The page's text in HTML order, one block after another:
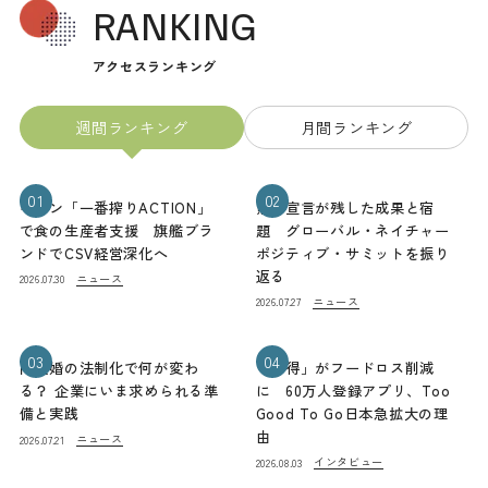
RANKING
アクセスランキング
週間ランキング 月間ランキング
01
キリン「一番搾りACTION」
で食の生産者支援 旗艦ブラ
ンドでCSV経営深化へ
2026.07.30 ニュース
02
熊本宣言が残した成果と宿
題 グローバル・ネイチャー
ポジティブ・サミットを振り
返る
2026.07.27 ニュース
03
同性婚の法制化で何が変わ
る？ 企業にいま求められる準
備と実践
2026.07.21 ニュース
04
「お得」がフードロス削減
に 60万人登録アプリ、Too
Good To Go日本急拡大の理
由
2026.08.03 インタビュー